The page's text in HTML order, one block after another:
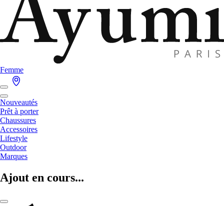
Femme
Nouveautés
Prêt à porter
Chaussures
Accessoires
Lifestyle
Outdoor
Marques
Ajout en cours...